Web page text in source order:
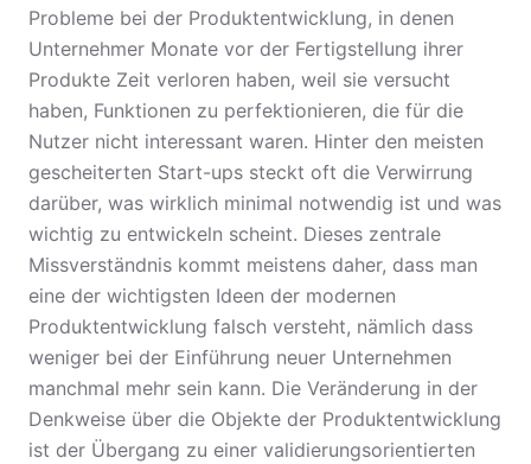
Probleme bei der Produktentwicklung, in denen
Unternehmer Monate vor der Fertigstellung ihrer
Produkte Zeit verloren haben, weil sie versucht
haben, Funktionen zu perfektionieren, die für die
Nutzer nicht interessant waren. Hinter den meisten
gescheiterten Start-ups steckt oft die Verwirrung
darüber, was wirklich minimal notwendig ist und was
wichtig zu entwickeln scheint. Dieses zentrale
Missverständnis kommt meistens daher, dass man
eine der wichtigsten Ideen der modernen
Produktentwicklung falsch versteht, nämlich dass
weniger bei der Einführung neuer Unternehmen
manchmal mehr sein kann. Die Veränderung in der
Denkweise über die Objekte der Produktentwicklung
ist der Übergang zu einer validierungsorientierten